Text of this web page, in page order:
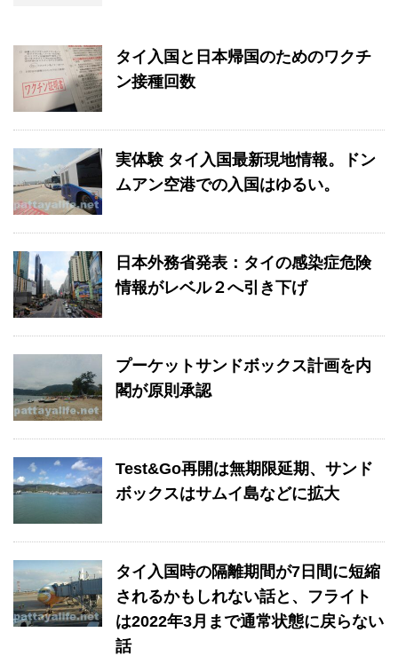
タイ入国と日本帰国のためのワクチ
ン接種回数
実体験 タイ入国最新現地情報。ドン
ムアン空港での入国はゆるい。
日本外務省発表：タイの感染症危険
情報がレベル２へ引き下げ
プーケットサンドボックス計画を内
閣が原則承認
Test&Go再開は無期限延期、サンド
ボックスはサムイ島などに拡大
タイ入国時の隔離期間が7日間に短縮
されるかもしれない話と、フライト
は2022年3月まで通常状態に戻らない
話